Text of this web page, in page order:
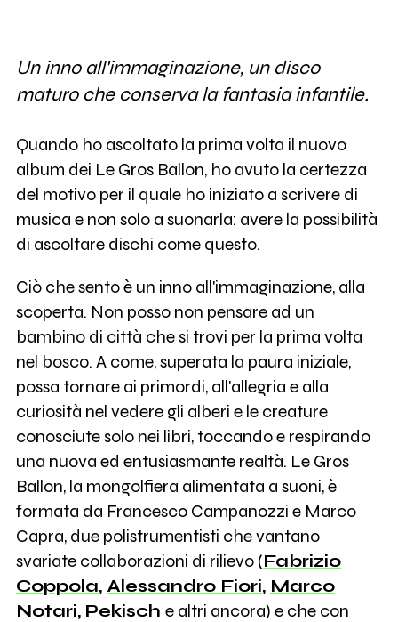
Un inno all'immaginazione, un disco
maturo che conserva la fantasia infantile.
Quando ho ascoltato la prima volta il nuovo
album dei Le Gros Ballon, ho avuto la certezza
del motivo per il quale ho iniziato a scrivere di
musica e non solo a suonarla: avere la possibilità
di ascoltare dischi come questo.
Ciò che sento è un inno all'immaginazione, alla
scoperta. Non posso non pensare ad un
bambino di città che si trovi per la prima volta
nel bosco. A come, superata la paura iniziale,
possa tornare ai primordi, all'allegria e alla
curiosità nel vedere gli alberi e le creature
conosciute solo nei libri, toccando e respirando
una nuova ed entusiasmante realtà. Le Gros
Ballon, la mongolfiera alimentata a suoni, è
formata da Francesco Campanozzi e Marco
Capra, due polistrumentisti che vantano
svariate collaborazioni di rilievo (Fabrizio
Coppola, Alessandro Fiori, Marco
Notari, Pekisch e altri ancora) e che con